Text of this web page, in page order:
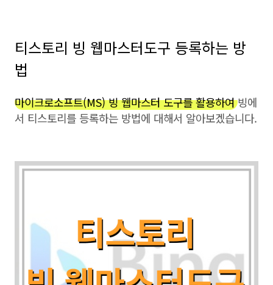
티스토리 빙 웹마스터도구 등록하는 방
법
마이크로소프트(MS) 빙 웹마스터 도구를 활용하여빙에
서 티스토리를 등록하는 방법에 대해서 알아보겠습니다.